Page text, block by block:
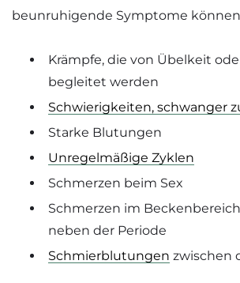
beunruhigende Symptome
Krämpfe, die von Übelkeit
begleitet werden
Schwierigkeiten, schwanger
Starke Blutungen
Unregelmäßige Zyklen
Schmerzen beim Sex
Schmerzen im
neben der Periode
Schmierblutungen zwischen